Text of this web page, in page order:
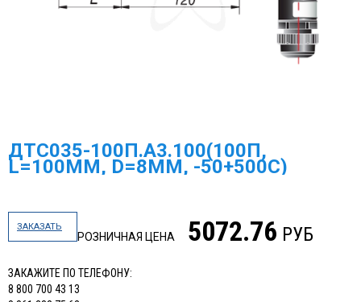
ДТС035-100П.А3.100(100П,
L=100ММ, D=8ММ, -50+500С)
ЗАКАЗАТЬ
РОЗНИЧНАЯ ЦЕНА 5072.76 РУБ
ЗАКАЖИТЕ ПО ТЕЛЕФОНУ:
8 800 700 43 13